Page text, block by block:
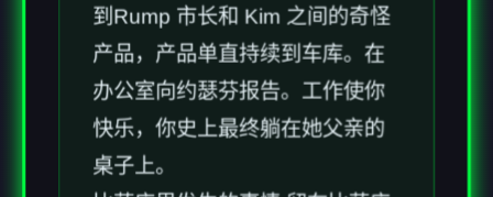
到Rump 市长和 Kim 之间的奇怪
产品，产品单直持续到车库。在
办公室向约瑟芬报告。工作使你
快乐，你史上最终躺在她父亲的
桌子上。